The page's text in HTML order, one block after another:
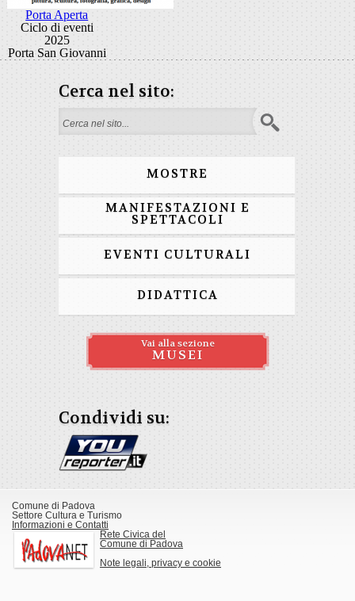
Porta Aperta
Ciclo di eventi
2025
Porta San Giovanni
Cerca nel sito:
Form di ricerca
MOSTRE
MANIFESTAZIONI E
SPETTACOLI
EVENTI CULTURALI
DIDATTICA
Vai alla sezione
MUSEI
Condividi su:
Comune di Padova
Settore Cultura e Turismo
Informazioni e Contatti
Rete Civica del
Comune di Padova
Note legali, privacy e cookie